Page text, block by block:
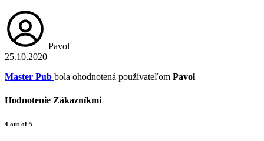
Pavol
25.10.2020
Master Pub bola ohodnotená používateľom Pavol
Hodnotenie Zákazníkmi
4 out of 5